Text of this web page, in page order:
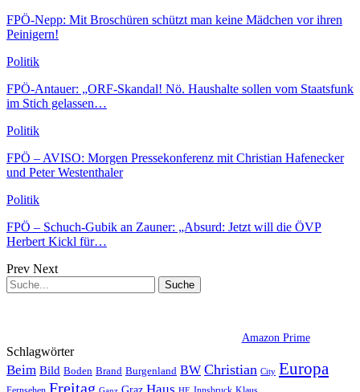
FPÖ-Nepp: Mit Broschüren schützt man keine Mädchen vor ihren
Peinigern!
Politik
FPÖ-Antauer: „ORF-Skandal! Nö. Haushalte sollen vom Staatsfunk
im Stich gelassen…
Politik
FPÖ – AVISO: Morgen Pressekonferenz mit Christian Hafenecker
und Peter Westenthaler
Politik
FPÖ – Schuch-Gubik an Zauner: „Absurd: Jetzt will die ÖVP
Herbert Kickl für…
Prev Next
Amazon Prime
Schlagwörter
Beim Bild Boden Brand Burgenland BW Christian City Europa
Freitag